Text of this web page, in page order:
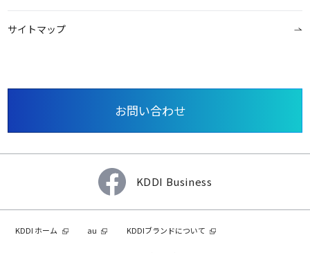
サイトマップ
お問い合わせ
KDDI Business
KDDI ホーム au KDDIブランドについて